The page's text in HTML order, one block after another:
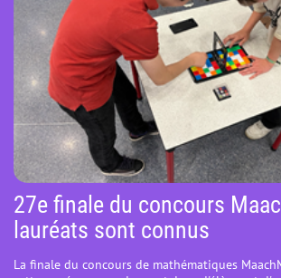
27e finale du concours
lauréats sont connus
La finale du concours de mathématiques